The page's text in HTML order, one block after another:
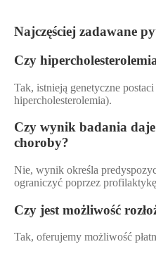
Najczęściej zadawane
Czy
Tak, istnieją genetyczne
hipercholesterolemia).
Czy wynik badania
choroby?
Nie, wynik określa
ograniczyć poprzez
Czy jest możliwość
Tak, oferujemy możliwość